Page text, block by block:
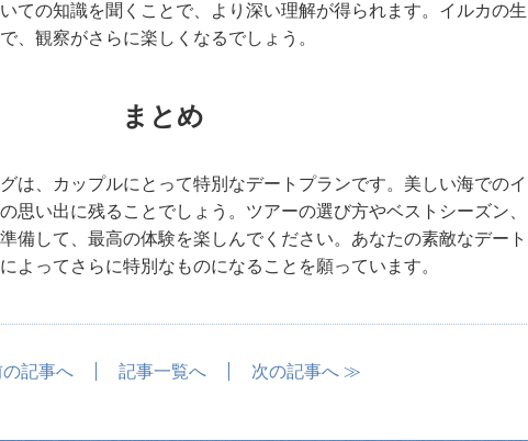
ての知識を聞くことで、より深い理解が得られます。イルカの生
、観察がさらに楽しくなるでしょう。
まとめ
は、カップルにとって特別なデートプランです。美しい海でのイ
思い出に残ることでしょう。ツアーの選び方やベストシーズン、
備して、最高の体験を楽しんでください。あなたの素敵なデート
よってさらに特別なものになることを願っています。
記事へ 記事一覧へ 次の記事へ ≫